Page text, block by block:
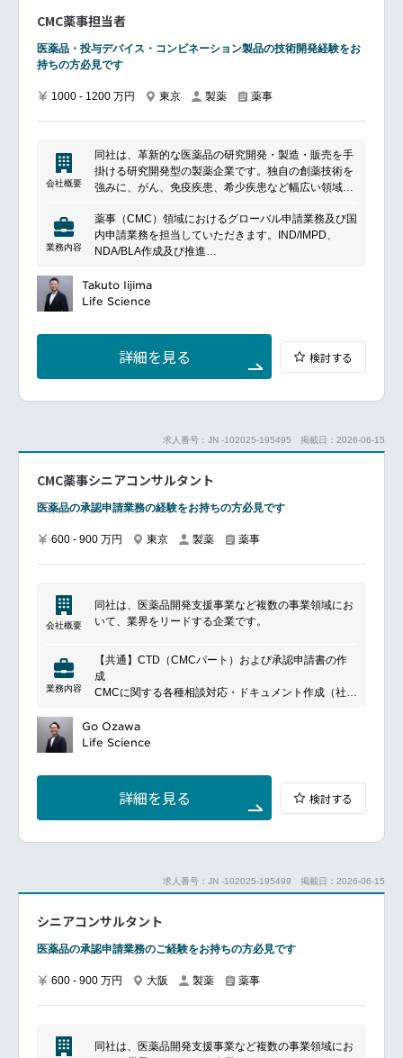
上市後製品における品質異常・不具合発生時の技術的
海外パートナー企業と連携した製法、包装、輸送条件
等の改善策の具体化
支援および進捗管理
海外パートナー企業マネジメント:
海外パートナー企業との定例会議の運営
技術課題、品質課題、供給課題に関する折衝・調整
事業部、QAチーム、海外パートナー企業の間での情
報整理および実務推進
CMC薬事担当者
医薬品・投与デバイス・コンビネーション製品の技術開発経験をお
持ちの方必見です
1000 - 1200 万円 東京 製薬 薬事
会社概要
同社は、革新的な医薬品の研究開発・製造・販売を手
掛ける研究開発型の製薬企業です。独自の創薬技術を
強みに、がん、免疫疾患、希少疾患など幅広い領域で
戦略的提携や先端技術の活用を通じて、抗体医薬品や
次世代モダリティの創出に注力し、世界市場に向けた
医療イノベーションを実現しています。
業務内容
薬事（CMC）領域におけるグローバル申請業務及び国
内申請業務を担当していただきます。IND/IMPD、
NDA/BLA作成及び推進
その他CMC薬事にかかわる業務
Takuto Iijima
Life Science
詳細を見る 検討する
求人番号：JN -102025-195495 掲載日：2026-06-15
CMC薬事シニアコンサルタント
医薬品の承認申請業務の経験をお持ちの方必見です
600 - 900 万円 東京 製薬 薬事
会社概要
同社は、医薬品開発支援事業など複数の事業領域にお
いて、業界をリードする企業です。
業務内容
【共通】CTD（CMCパート）および承認申請書の作
成
CMCに関する各種相談対応・ドキュメント作成（社内
海外クライアントとの英語（主にメール）でのコミュ
ニケーション
付するCMC関連文書の作成
CTD（CMCパート）／承認申請書の作成、申請後の
一変・軽微・照会事項対応
外国製造業者認定、マスターファイル登録、GMP適合
PMDA品質相談の対応資料作成、カルタヘナ法関連資
CTD（CMCパート）／承認申請書の作成
Go Ozawa
Life Science
詳細を見る 検討する
求人番号：JN -102025-195499 掲載日：2026-06-15
シニアコンサルタント
医薬品の承認申請業務のご経験をお持ちの方必見です
600 - 900 万円 大阪 製薬 薬事
同社は、医薬品開発支援事業など複数の事業領域にお